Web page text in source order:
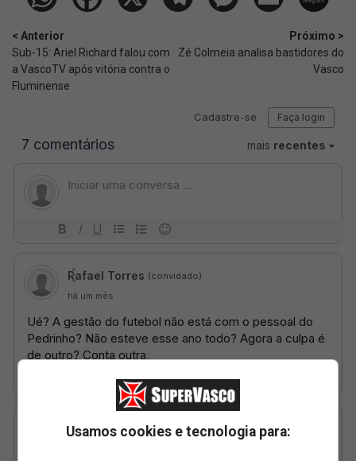
< Anterior
Sub-15: Ariel Richard falou com
a VascoTV após vitória contra o
Fluminense
Próximo >
Zé Colmeia analisa bastidores do
Vasco
Usamos cookies e tecnologia para: